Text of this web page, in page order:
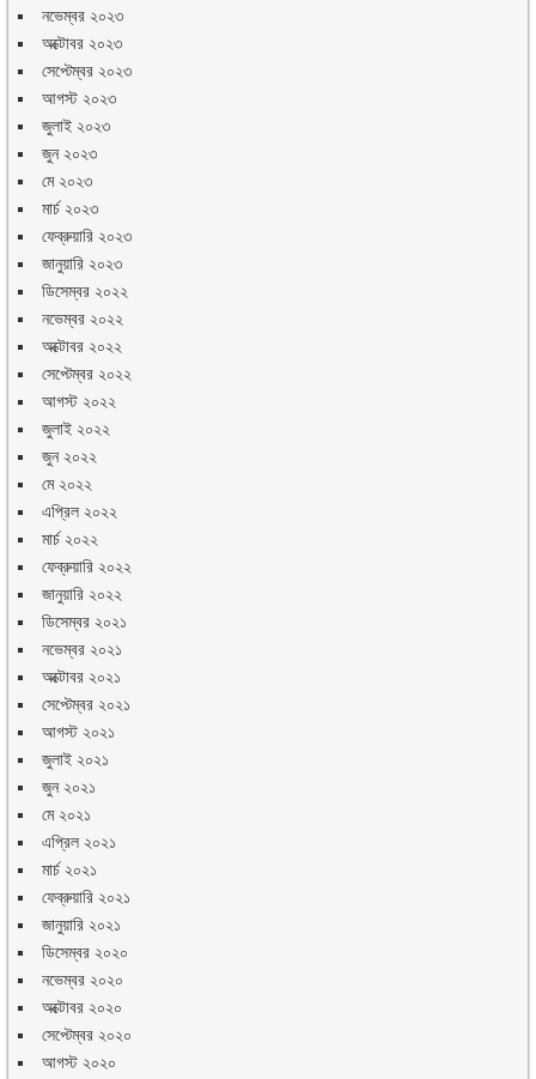
নভেম্বর ২০২৩
অক্টোবর ২০২৩
সেপ্টেম্বর ২০২৩
আগস্ট ২০২৩
জুলাই ২০২৩
জুন ২০২৩
মে ২০২৩
মার্চ ২০২৩
ফেব্রুয়ারি ২০২৩
জানুয়ারি ২০২৩
ডিসেম্বর ২০২২
নভেম্বর ২০২২
অক্টোবর ২০২২
সেপ্টেম্বর ২০২২
আগস্ট ২০২২
জুলাই ২০২২
জুন ২০২২
মে ২০২২
এপ্রিল ২০২২
মার্চ ২০২২
ফেব্রুয়ারি ২০২২
জানুয়ারি ২০২২
ডিসেম্বর ২০২১
নভেম্বর ২০২১
অক্টোবর ২০২১
সেপ্টেম্বর ২০২১
আগস্ট ২০২১
জুলাই ২০২১
জুন ২০২১
মে ২০২১
এপ্রিল ২০২১
মার্চ ২০২১
ফেব্রুয়ারি ২০২১
জানুয়ারি ২০২১
ডিসেম্বর ২০২০
নভেম্বর ২০২০
অক্টোবর ২০২০
সেপ্টেম্বর ২০২০
আগস্ট ২০২০